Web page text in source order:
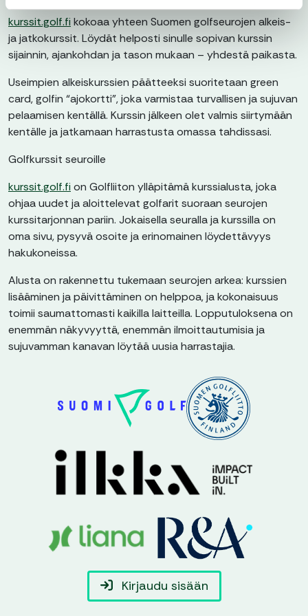
kurssit.golf.fi kokoaa yhteen Suomen golfseurojen alkeis-
ja jatkokurssit. Löydät helposti sinulle sopivan kurssin
sijainnin, ajankohdan ja tason mukaan – yhdestä paikasta.
Useimpien alkeiskurssien päätteeksi suoritetaan green
card, golfin “ajokortti”, joka varmistaa turvallisen ja sujuvan
pelaamisen kentällä. Kurssin jälkeen olet valmis siirtymään
kentälle ja jatkamaan harrastusta omassa tahdissasi.
Golfkurssit seuroille
kurssit.golf.fi on Golfliiton ylläpitämä kurssialusta, joka
ohjaa uudet ja aloittelevat golfarit suoraan seurojen
kurssitarjonnan pariin. Jokaisella seuralla ja kurssilla on
oma sivu, pysyvä osoite ja erinomainen löydettävyys
hakukoneissa.
Alusta on rakennettu tukemaan seurojen arkea: kurssien
lisääminen ja päivittäminen on helppoa, ja kokonaisuus
toimii saumattomasti kaikilla laitteilla. Lopputuloksena on
enemmän näkyvyyttä, enemmän ilmoittautumisia ja
sujuvamman kanavan löytää uusia harrastajia.
Kirjaudu sisään